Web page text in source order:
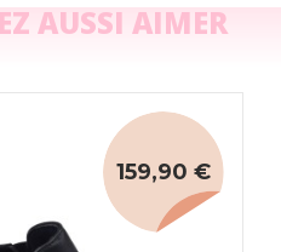
AUSSI AIMER
159,90 €